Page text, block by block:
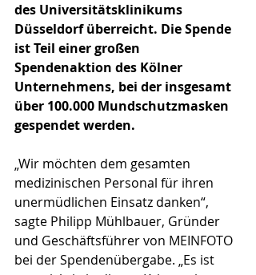
des Universitätsklinikums
Düsseldorf überreicht. Die Spende
ist Teil einer großen
Spendenaktion des Kölner
Unternehmens, bei der insgesamt
über 100.000 Mundschutzmasken
gespendet werden.
„Wir möchten dem gesamten
medizinischen Personal für ihren
unermüdlichen Einsatz danken“,
sagte Philipp Mühlbauer, Gründer
und Geschäftsführer von MEINFOTO
bei der Spendenübergabe. „Es ist